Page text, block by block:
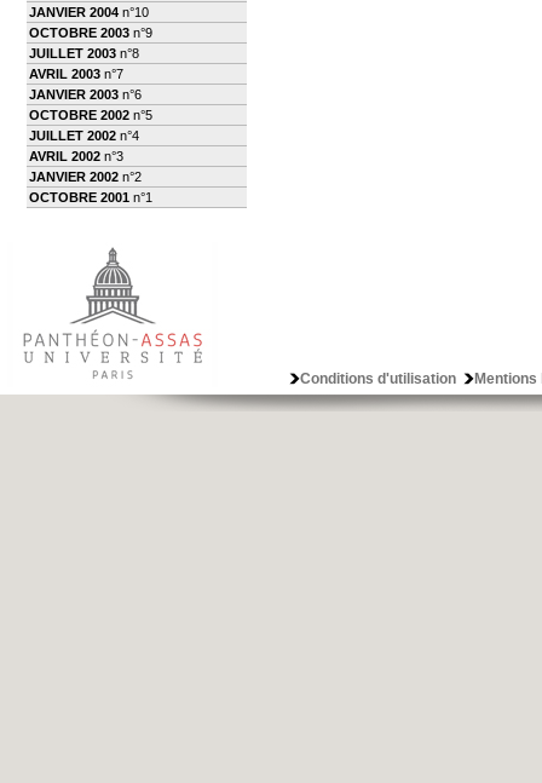
JANVIER 2004 n°10
OCTOBRE 2003 n°9
JUILLET 2003 n°8
AVRIL 2003 n°7
JANVIER 2003 n°6
OCTOBRE 2002 n°5
JUILLET 2002 n°4
AVRIL 2002 n°3
JANVIER 2002 n°2
OCTOBRE 2001 n°1
Conditions d'utilisation Mentions